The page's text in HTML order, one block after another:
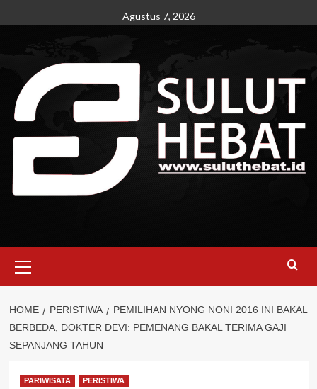
to
Agustus 7, 2026
Menu
HOME PERISTIWA
PEMILIHAN NYONG NONI 2016 INI BAKAL
BERBEDA, DOKTER DEVI: PEMENANG BAKAL TERIMA GAJI
SEPANJANG TAHUN
PARIWISATA PERISTIWA